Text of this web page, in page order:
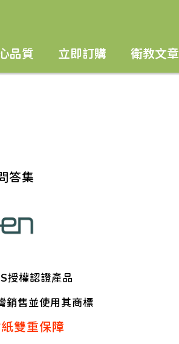
品質 立即訂購 衛教文章
答集
授權認證產品
售並使用其商標
雙重保障